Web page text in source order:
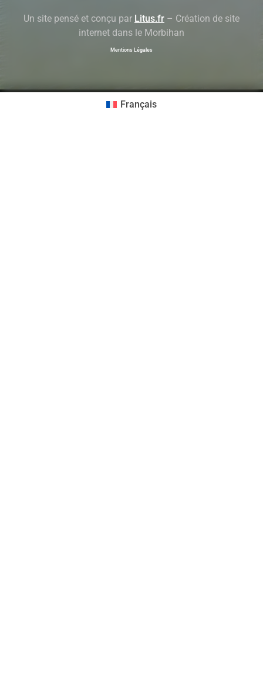
Un site pensé et conçu par Litus.fr – Création de site
internet dans le Morbihan
Mentions Légales
Français